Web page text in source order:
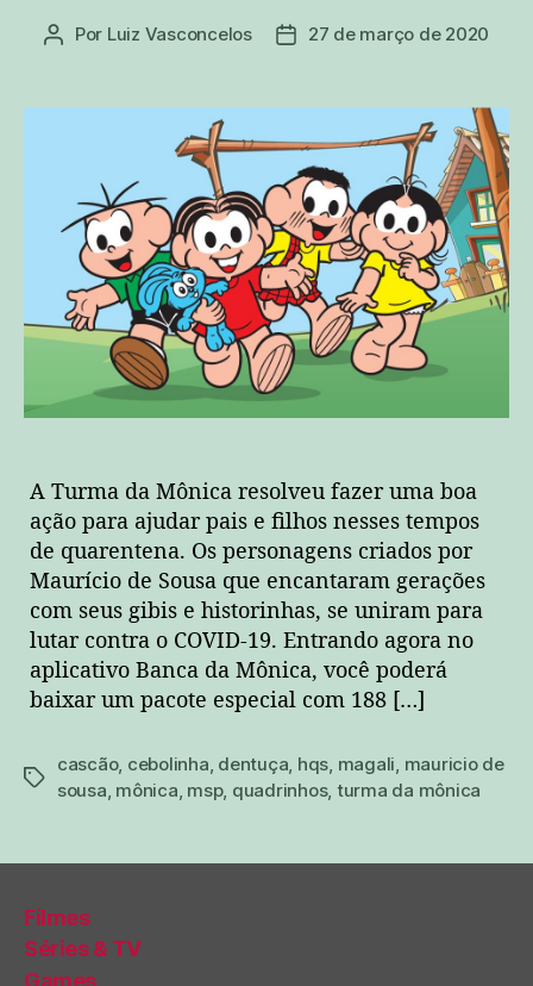
Autor
Por Luiz Vasconcelos
Data27 de março de 2020
A Turma da Mônica resolveu fazer uma boa
ação para ajudar pais e filhos nesses tempos
de quarentena. Os personagens criados por
Maurício de Sousa que encantaram gerações
com seus gibis e historinhas, se uniram para
lutar contra o COVID-19. Entrando agora no
aplicativo Banca da Mônica, você poderá
baixar um pacote especial com 188 […]
tags
cascão, cebolinha, dentuça, hqs, magali, mauricio de
sousa, mônica, msp, quadrinhos, turma da mônica
Filmes
Séries & TV
Games